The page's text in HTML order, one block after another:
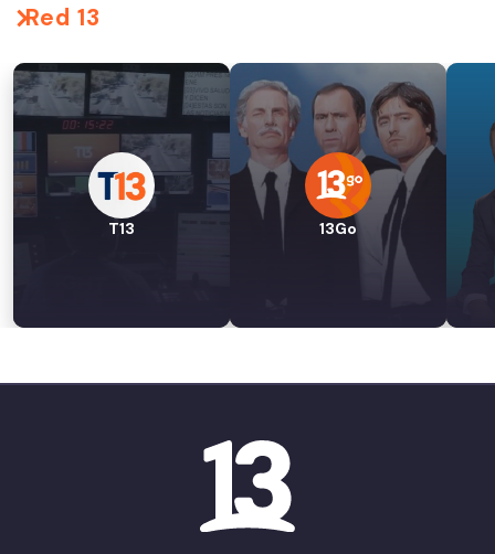
Red 13
T13 13Go